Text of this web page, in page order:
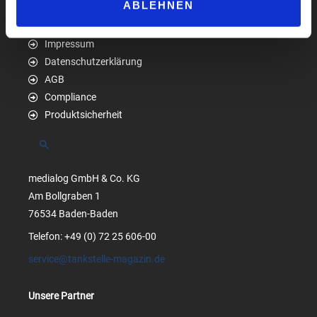
ABLEHNEN
Impressum
Datenschutzerklärung
AGB
Compliance
Produktsicherheit
Suchen
medialog GmbH & Co. KG
Am Bollgraben 1
76534 Baden-Baden
Telefon: +49 (0) 72 25 606-00
service@tankstelle-magazin.de
Unsere Partner